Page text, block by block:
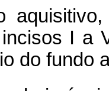
I a
do fundo